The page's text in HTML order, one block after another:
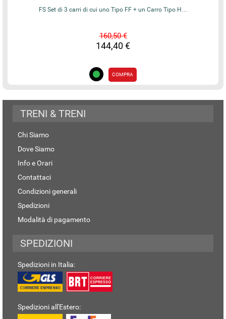
FS Set di 3 carri di cui uno Tipo FF + un Carro Tipo H…
160,50 €
144,40 €
COMPRA
TRENI & TRENI
Chi Siamo
Dove Siamo
Info e Orari
Contattaci
Condizioni generali
Spedizioni
Modalità di pagamento
SPEDIZIONI
Spedizioni in Italia:
Spedizioni all'Estero: